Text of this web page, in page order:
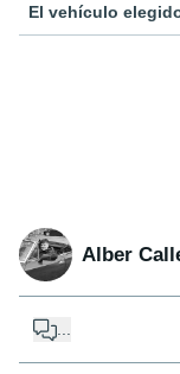
El vehículo
Alber
...